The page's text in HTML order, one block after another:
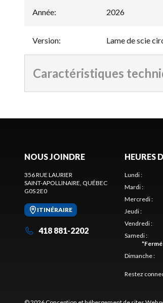
Année: 2026
Version: Lame de scie
Caractéristiques
NOUS JOINDRE
356 RUE LAURIER
SAINT-APOLLINAIRE, QUÉBEC
G0S 2E0
ITINÉRAIRE
418 881-2202
HEURES
Lundi:
Mardi:
Mercredi:
Jeudi:
Vendredi:
Samedi:
*
Dimanche:
Restez